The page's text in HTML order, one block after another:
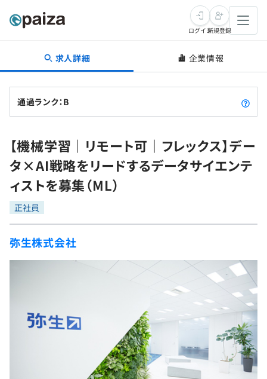
転職・キャリア
転職成功ガイド
転職エージェント
インタビュー
転職成功ガイド
新卒就活
求人検索
本選考
インターン
新卒エージェント
学習
問題集
4択課題
プログラミング言語
ゲーム・マンガ
Tech Team Journal
note
paizaとは？
ログイン新規登録
求人詳細 企業情報
通過ランク：B
【機械学習｜リモート可｜フレックス】デー
タ×AI戦略をリードするデータサイエンテ
ィストを募集（ML）
正社員
弥生株式会社